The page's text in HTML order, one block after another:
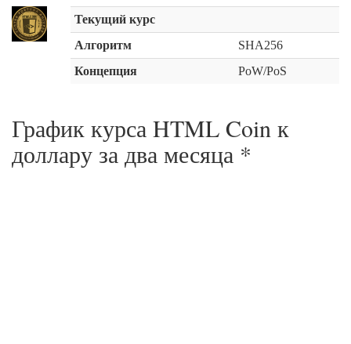
Текущий курс
Алгоритм
SHA256
Концепция
PoW/PoS
График курса HTML Coin к
доллару за два месяца *